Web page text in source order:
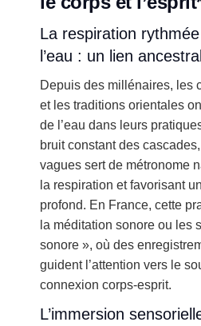
La respiration
l’eau : un lien ancestral
Depuis des millénaires, les
et les traditions orientales
de l’eau dans leurs
bruit constant des
vagues sert de métronome
la respiration et favorisant
profond. En France, cette
la méditation sonore ou les
sonore », où des
guident l’attention vers le
connexion corps-esprit.
L’immersion